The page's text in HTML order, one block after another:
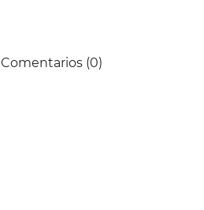
Comentarios (0)